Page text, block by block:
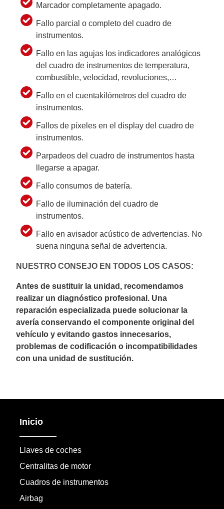
Marcador completamente apagado.
Fallo parcial o completo del cuadro de
instrumentos.
Fallo en las agujas los indicadores analógicos
del cuadro de instrumentos de temperatura,
combustible, velocidad, revoluciones,…
Fallo en el cuentakilómetros del cuadro de
instrumentos.
Fallos de píxeles en el display del cuadro de
instrumentos.
Parpadeos del cuadro de instrumentos hasta
llegarse a apagar.
Fallo consumos de batería.
Fallo de iluminación del cuadro de
instrumentos.
Fallo en avisador acústico de advertencias. No
suena ninguna señal de advertencia.
NUESTRO CONSEJO EN TODOS LOS CASOS:
Antes de sustituir la unidad, recomendamos
realizar un diagnóstico profesional. Una
reparación especializada puede solucionar la
avería conservando el componente original del
vehículo y evitando gastos innecesarios,
problemas de codificación o incompatibilidades
con una unidad de sustitución.
Inicio
Llaves de coches
Centralitas de motor
Cuadros de instrumentos
Airbag